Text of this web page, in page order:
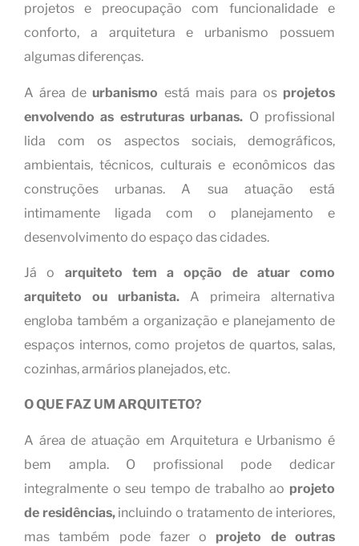
projetos e preocupação com funcionalidade e
conforto, a arquitetura e urbanismo possuem
algumas diferenças.
A área deurbanismo está mais para os projetos
envolvendo as estruturas urbanas. O profissional
lida com os aspectos sociais, demográficos,
ambientais, técnicos, culturais e econômicos das
construções urbanas. A sua atuação está
intimamente ligada com o planejamento e
desenvolvimento do espaço das cidades.
Já o arquiteto
tem a opção de atuar como
arquiteto ou urbanista. A primeira alternativa
engloba também a organização e planejamento de
espaços internos, como projetos de quartos, salas,
cozinhas, armários planejados, etc.
O QUE FAZ UM ARQUITETO?
A área de atuação em Arquitetura e Urbanismo é
bem ampla. O profissional pode dedicar
integralmente o seu tempo de trabalho ao projeto
de residências,incluindo o tratamento de interiores,
mas também pode fazer o projeto de outras